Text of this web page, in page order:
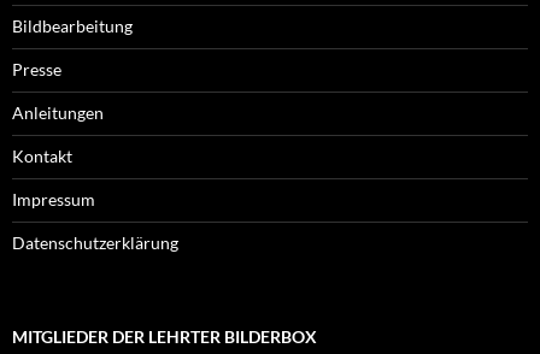
Bildbearbeitung
Presse
Anleitungen
Kontakt
Impressum
Datenschutzerklärung
MITGLIEDER DER LEHRTER BILDERBOX